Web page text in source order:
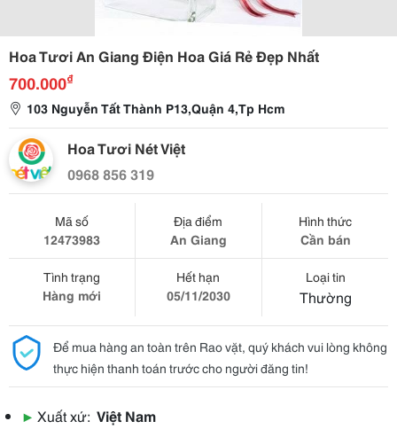
Hoa Tươi An Giang Điện Hoa Giá Rẻ Đẹp Nhất
700.000₫
103 Nguyễn Tất Thành P13,Quận 4,Tp Hcm
Hoa Tươi Nét Việt
0968 856 319
Mã số
12473983
Địa điểm
An Giang
Hình thức
Cần bán
Tình trạng
Hàng mới
Hết hạn
05/11/2030
Loại tin
Thường
Để mua hàng an toàn trên Rao vặt, quý khách vui lòng không
thực hiện thanh toán trước cho người đăng tin!
▶ Xuất xứ: Việt Nam